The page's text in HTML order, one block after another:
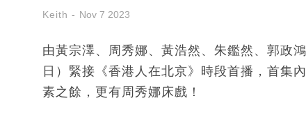
Keith Nov 7 2023
由黃宗澤、周秀娜、黃浩然、朱鑑然、郭政
日）緊接《香港人在北京》時段首播，首集
素之餘，更有周秀娜床戲！